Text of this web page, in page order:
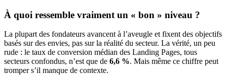
À quoi ressemble vraiment un « bon » niveau ?
La plupart des fondateurs avancent à l’aveugle et fixent des objectifs
basés sur des envies, pas sur la réalité du secteur. La vérité, un peu
rude : le taux de conversion médian des Landing Pages, tous
secteurs confondus, n’est que de 6,6 %. Mais même ce chiffre peut
tromper s’il manque de contexte.